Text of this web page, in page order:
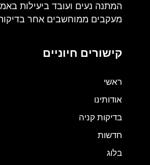
המתנה נעים ועובד ביעילות
מעקבים ממוחשבים אחר
קישורים חיוניים
ראשי
אודותינו
בדיקות קניה
חדשות
בלוג